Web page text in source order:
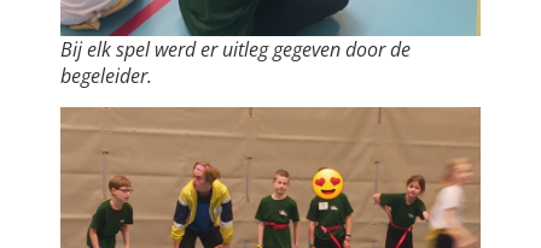
Bij elk spel werd er uitleg gegeven door de
begeleider.